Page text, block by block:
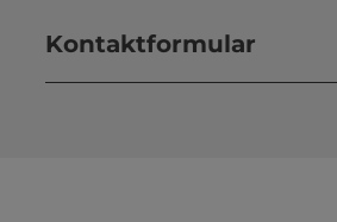
Kontaktformular